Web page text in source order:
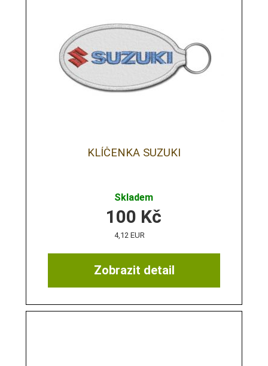
KLÍČENKA SUZUKI
Skladem
Zobrazit detail
100 Kč
4,12 EUR